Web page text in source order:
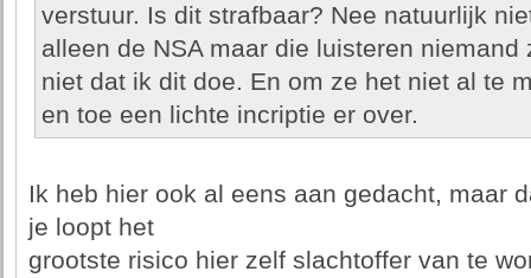
verstuur. Is dit strafbaar? Nee natuurlijk
alleen de NSA maar die luisteren
niet dat ik dit doe. En om ze het niet al te
en toe een lichte incriptie er over.
Ik heb hier ook al eens aan gedacht, maar
je loopt het
grootste risico hier zelf slachtoffer van te